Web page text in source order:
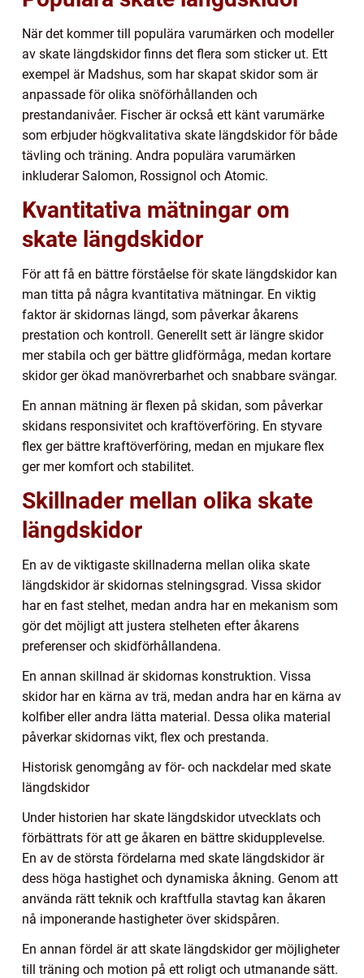
När det kommer till populära varumärken och modeller
av skate längdskidor finns det flera som sticker ut. Ett
exempel är Madshus, som har skapat skidor som är
anpassade för olika snöförhållanden och
prestandanivåer. Fischer är också ett känt varumärke
som erbjuder högkvalitativa skate längdskidor för både
tävling och träning. Andra populära varumärken
inkluderar Salomon, Rossignol och Atomic.
Kvantitativa mätningar om
skate längdskidor
För att få en bättre förståelse för skate längdskidor kan
man titta på några kvantitativa mätningar. En viktig
faktor är skidornas längd, som påverkar åkarens
prestation och kontroll. Generellt sett är längre skidor
mer stabila och ger bättre glidförmåga, medan kortare
skidor ger ökad manövrerbarhet och snabbare svängar.
En annan mätning är flexen på skidan, som påverkar
skidans responsivitet och kraftöverföring. En styvare
flex ger bättre kraftöverföring, medan en mjukare flex
ger mer komfort och stabilitet.
Skillnader mellan olika skate
längdskidor
En av de viktigaste skillnaderna mellan olika skate
längdskidor är skidornas stelningsgrad. Vissa skidor
har en fast stelhet, medan andra har en mekanism som
gör det möjligt att justera stelheten efter åkarens
preferenser och skidförhållandena.
En annan skillnad är skidornas konstruktion. Vissa
skidor har en kärna av trä, medan andra har en kärna av
kolfiber eller andra lätta material. Dessa olika material
påverkar skidornas vikt, flex och prestanda.
Historisk genomgång av för- och nackdelar med skate
längdskidor
Under historien har skate längdskidor utvecklats och
förbättrats för att ge åkaren en bättre skidupplevelse.
En av de största fördelarna med skate längdskidor är
dess höga hastighet och dynamiska åkning. Genom att
använda rätt teknik och kraftfulla stavtag kan åkaren
nå imponerande hastigheter över skidspåren.
En annan fördel är att skate längdskidor ger möjligheter
till träning och motion på ett roligt och utmanande sätt.